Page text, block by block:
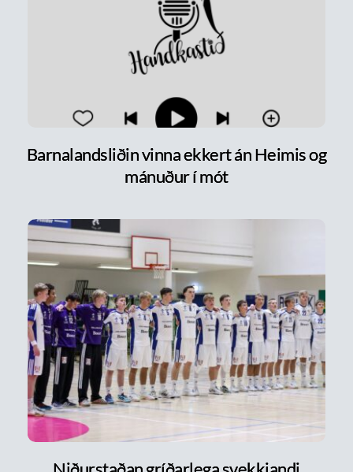
Barnalandsliðin vinna ekkert án Heimis og
mánuður í mót